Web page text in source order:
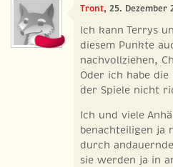
Tront, 25. Dezember
Ich kann Terrys
diesem Punkte
nachvollziehen,
Oder ich habe
der Spiele nicht
Ich und viele
benachteiligen ja
durch
sie werden ja in